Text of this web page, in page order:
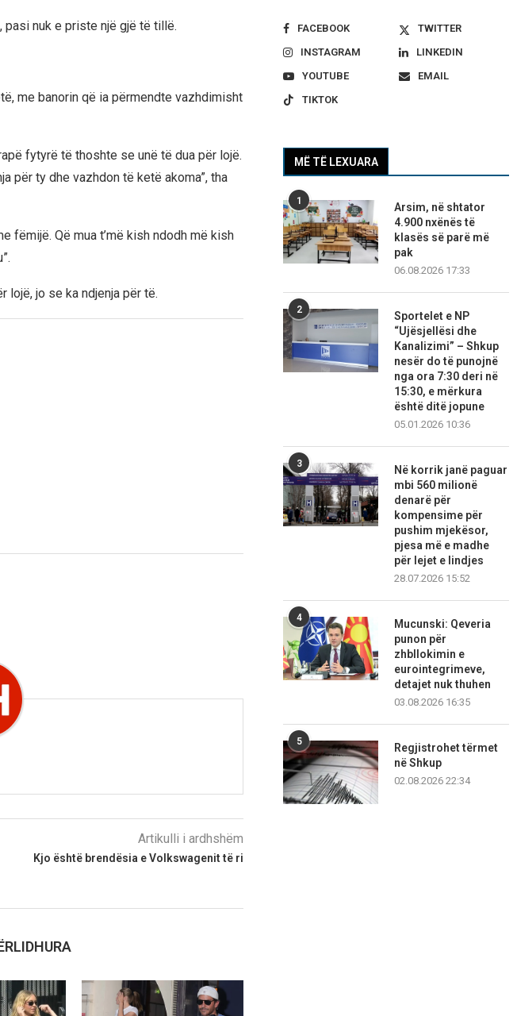
pasi nuk e priste një gjë të tillë.
me banorin që ia përmendte vazhdimisht
fytyrë të thoshte se unë të dua për lojë.
për ty dhe vazhdon të ketë akoma”, tha
fëmijë. Që mua t’më kish ndodh më kish
lojë, jo se ka ndjenja për të.
Artikulli i ardhshëm
Kjo është brendësia e Volkswagenit të ri
FACEBOOK
TWITTER
INSTAGRAM
LINKEDIN
YOUTUBE
EMAIL
TIKTOK
MË TË LEXUARA
1
Arsim, në shtator
4.900 nxënës të
klasës së parë më
pak
06.08.2026 17:33
2
Sportelet e NP
“Ujësjellësi dhe
Kanalizimi” – Shkup
nesër do të punojnë
nga ora 7:30 deri në
15:30, e mërkura
është ditë jopune
05.01.2026 10:36
3
Në korrik janë paguar
mbi 560 milionë
denarë për
kompensime për
pushim mjekësor,
pjesa më e madhe
për lejet e lindjes
28.07.2026 15:52
4
Mucunski: Qeveria
punon për
zhbllokimin e
eurointegrimeve,
detajet nuk thuhen
03.08.2026 16:35
5
Regjistrohet tërmet
në Shkup
02.08.2026 22:34